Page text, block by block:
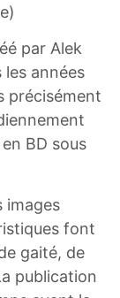
par Alek
les années
précisément
BD sous
images
font
gaité, de
publication